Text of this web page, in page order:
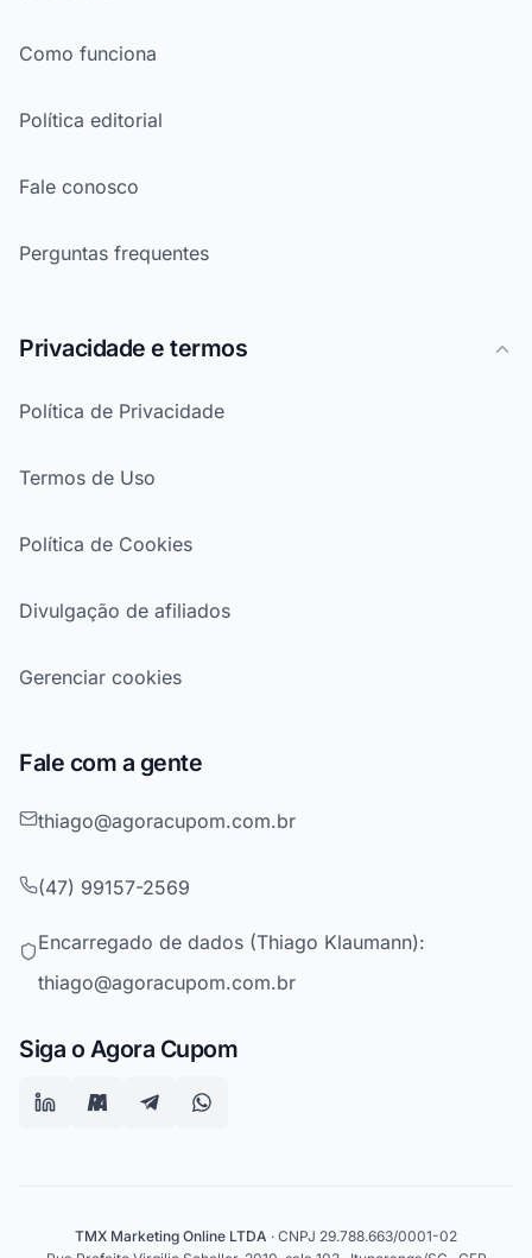
Como funciona
Política editorial
Fale conosco
Perguntas frequentes
Privacidade e termos
Política de Privacidade
Termos de Uso
Política de Cookies
Divulgação de afiliados
Gerenciar cookies
Fale com a gente
thiago@agoracupom.com.br
(47) 99157-2569
Encarregado de dados (Thiago Klaumann):
thiago@agoracupom.com.br
Siga o Agora Cupom
TMX Marketing Online LTDA · CNPJ 29.788.663/0001-02